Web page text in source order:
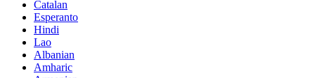
Catalan
Esperanto
Hindi
Lao
Albanian
Amharic